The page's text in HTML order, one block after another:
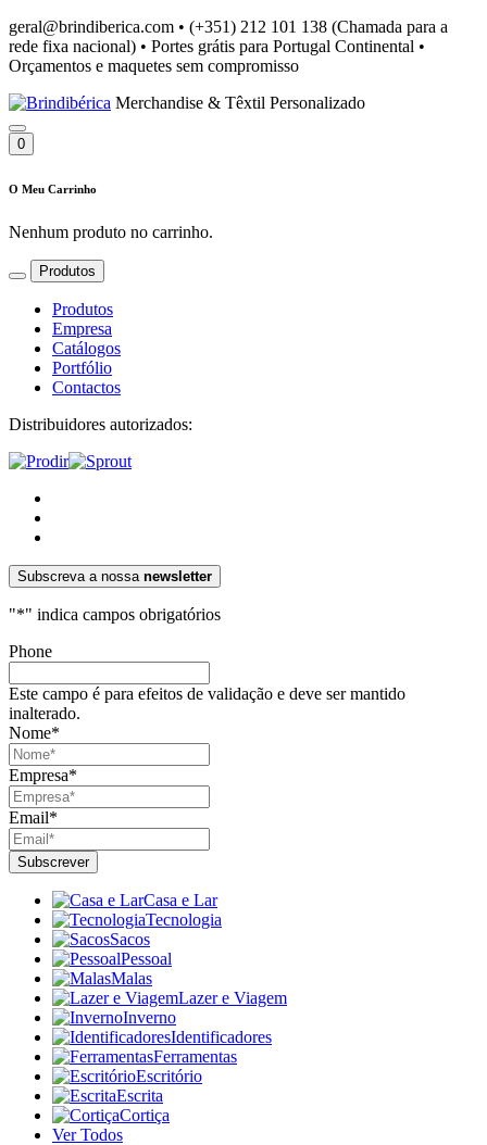
geral@brindiberica.com • (+351) 212 101 138 (Chamada para a
rede fixa nacional) • Portes grátis para Portugal Continental •
Orçamentos e maquetes sem compromisso
Merchandise & Têxtil Personalizado
0
O Meu Carrinho
Nenhum produto no carrinho.
Produtos
Produtos
Empresa
Catálogos
Portfólio
Contactos
Distribuidores autorizados:
Subscreva a nossa newsletter
"*" indica campos obrigatórios
Phone
Este campo é para efeitos de validação e deve ser mantido
inalterado.
Nome*
Empresa*
Email*
Casa e Lar
Tecnologia
Sacos
Pessoal
Malas
Lazer e Viagem
Inverno
Identificadores
Ferramentas
Escritório
Escrita
Cortiça
Ver Todos